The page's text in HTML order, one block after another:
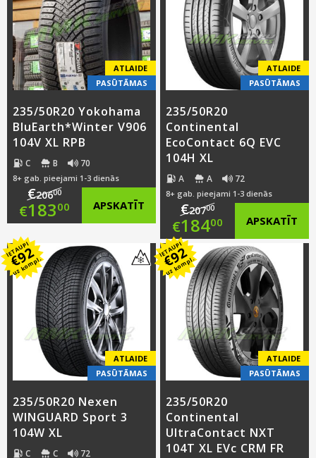
€199.00.
is:
€176.00.
€203.00.
is:
€180.00.
ATLAIDE
PASŪTĀMAS
235/50R20 Yokohama
BluEarth*Winter V906
104V XL RPB
C B 70
8+ gab. pieejami 1-3 dienās
€20600
Original
was:
€206.00.
€18300
price
is:
€183.00.
APSKATĪT
ATLAIDE
PASŪTĀMAS
235/50R20
Continental
EcoContact 6Q EVC
104H XL
A A 72
8+ gab. pieejami 1-3 dienās
€20700
Original
price
was:
€207.00.
€18400
Current
price
is:
€184.00.
APSKATĪT
IETAUPI
€92
uz kompl.
ATLAIDE
PASŪTĀMAS
235/50R20 Nexen
WINGUARD Sport 3
104W XL
C C 72
IETAUPI
€92
uz kompl.
ATLAIDE
PASŪTĀMAS
235/50R20
Continental
UltraContact NXT
104T XL EVc CRM FR